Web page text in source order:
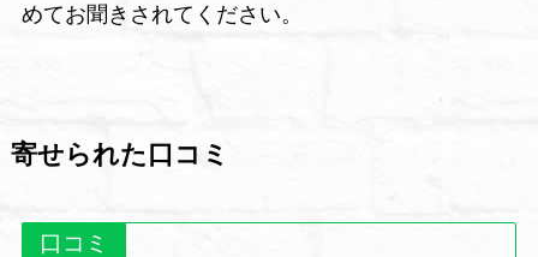
めてお聞きされてください。
寄せられた口コミ
口コミ